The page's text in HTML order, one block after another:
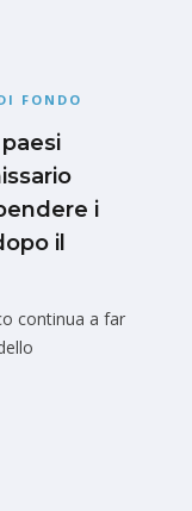
FONDO
i
il
continua a far